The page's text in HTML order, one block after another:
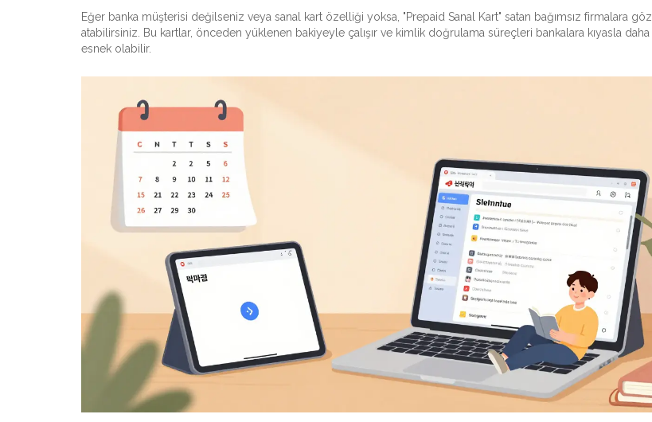
Eğer banka müşterisi değilseniz veya sanal kart özelliği yoksa, "Prepaid Sanal Kart" satan bağımsız firmalara göz
atabilirsiniz. Bu kartlar, önceden yüklenen bakiyeyle çalışır ve kimlik doğrulama süreçleri bankalara kıyasla daha
esnek olabilir.